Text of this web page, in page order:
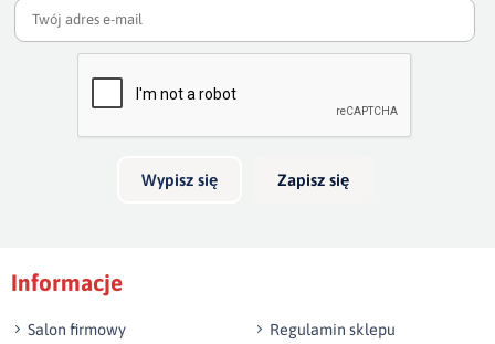
Wyślij opinię
Wypisz się Zapisz się
Informacje
Salon firmowy
Regulamin sklepu